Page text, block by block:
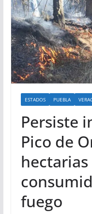
ESTADOS PUEBLA
Persiste
Pico de
fuego